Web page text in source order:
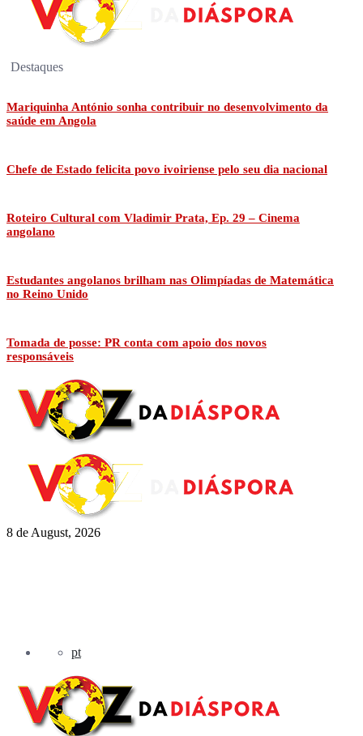
Destaques
Mariquinha António sonha contribuir no desenvolvimento da
saúde em Angola
Chefe de Estado felicita povo ivoiriense pelo seu dia nacional
Roteiro Cultural com Vladimir Prata, Ep. 29 – Cinema
angolano
Estudantes angolanos brilham nas Olimpíadas de Matemática
no Reino Unido
Tomada de posse: PR conta com apoio dos novos
responsáveis
8 de August, 2026
pt